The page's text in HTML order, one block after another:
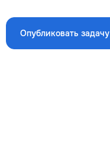
Опубликовать задачу